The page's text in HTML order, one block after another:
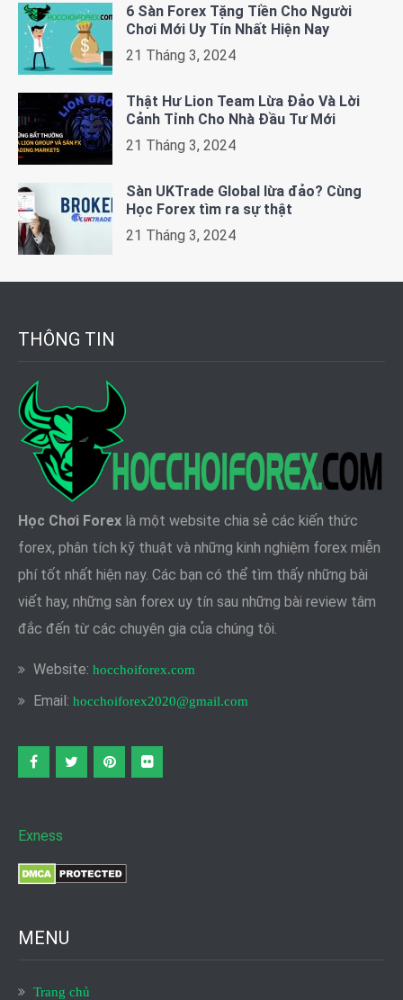
6 Sàn Forex Tặng Tiền Cho Người
Chơi Mới Uy Tín Nhất Hiện Nay
21 Tháng 3, 2024
Thật Hư Lion Team Lừa Đảo Và Lời
Cảnh Tỉnh Cho Nhà Đầu Tư Mới
21 Tháng 3, 2024
Sàn UKTrade Global lừa đảo? Cùng
Học Forex tìm ra sự thật
21 Tháng 3, 2024
THÔNG TIN
Học Chơi Forex là một website chia sẻ các kiến thức
forex, phân tích kỹ thuật và những kinh nghiệm forex miễn
phí tốt nhất hiện nay. Các bạn có thể tìm thấy những bài
viết hay, những sàn forex uy tín sau những bài review tâm
đắc đến từ các chuyên gia của chúng tôi.
Website: hocchoiforex.com
Email: hocchoiforex2020@gmail.com
Exness
MENU
Trang chủ